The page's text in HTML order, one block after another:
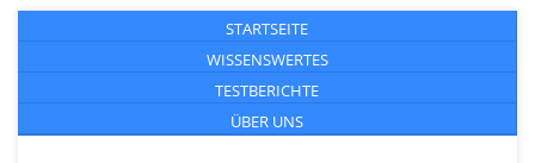
STARTSEITE
WISSENSWERTES
TESTBERICHTE
ÜBER UNS